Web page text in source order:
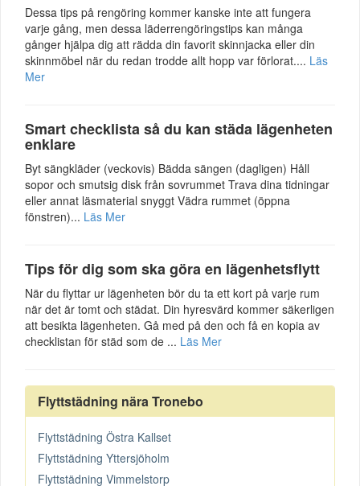
Dessa tips på rengöring kommer kanske inte att fungera
varje gång, men dessa läderrengöringstips kan många
gånger hjälpa dig att rädda din favorit skinnjacka eller din
skinnmöbel när du redan trodde allt hopp var förlorat.... Läs
Mer
Smart checklista så du kan städa lägenheten
enklare
Byt sängkläder (veckovis) Bädda sängen (dagligen) Håll
sopor och smutsig disk från sovrummet Trava dina tidningar
eller annat läsmaterial snyggt Vädra rummet (öppna
fönstren)... Läs Mer
Tips för dig som ska göra en lägenhetsflytt
När du flyttar ur lägenheten bör du ta ett kort på varje rum
när det är tomt och städat. Din hyresvärd kommer säkerligen
att besikta lägenheten. Gå med på den och få en kopia av
checklistan för städ som de ... Läs Mer
Flyttstädning nära Tronebo
Flyttstädning Östra Kallset
Flyttstädning Yttersjöholm
Flyttstädning Vimmelstorp